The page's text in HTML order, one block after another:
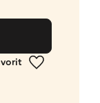
Lägg till i